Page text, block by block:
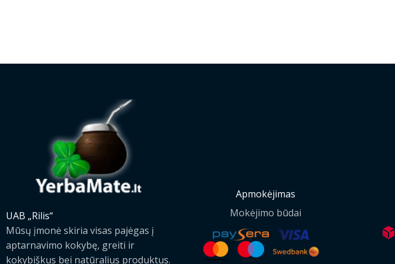
UAB „Rilis“
Mūsų įmonė skiria visas pajėgas į
aptarnavimo kokybę, greiti ir
kokybiškus bei natūralius produktus.
Apmokėjimas
Mokėjimo būdai